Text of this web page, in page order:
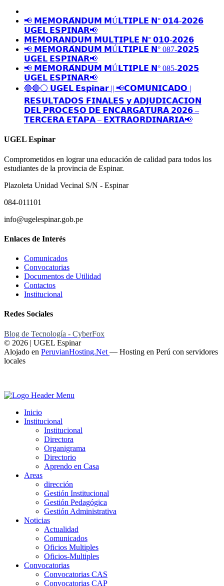
📢 𝗠𝗘𝗠𝗢𝗥𝗔́𝗡𝗗𝗨𝗠 𝗠Ú𝗟𝗧𝗜𝗣𝗟𝗘 𝗡° 𝟬𝟭𝟰-𝟮𝟬𝟮𝟲
𝗨𝗚𝗘𝗟 𝗘𝗦𝗣𝗜𝗡𝗔𝗥📢
𝗠𝗘𝗠𝗢𝗥𝗔𝗡𝗗𝗨𝗠 𝗠𝗨𝗟𝗧𝗜𝗣𝗟𝗘 𝗡° 𝟬𝟭𝟬-𝟮𝟬𝟮𝟲
📢 𝗠𝗘𝗠𝗢𝗥𝗔́𝗡𝗗𝗨𝗠 𝗠Ú𝗟𝗧𝗜𝗣𝗟𝗘 𝗡° 087-𝟮𝟬𝟮𝟱
𝗨𝗚𝗘𝗟 𝗘𝗦𝗣𝗜𝗡𝗔𝗥📢
📢 𝗠𝗘𝗠𝗢𝗥𝗔́𝗡𝗗𝗨𝗠 𝗠Ú𝗟𝗧𝗜𝗣𝗟𝗘 𝗡° 085-𝟮𝟬𝟮𝟱
𝗨𝗚𝗘𝗟 𝗘𝗦𝗣𝗜𝗡𝗔𝗥📢
🔵🔴⚪️ 𝗨𝗚𝗘𝗟 𝗘𝘀𝗽𝗶𝗻𝗮𝗿 || 📢𝗖𝗢𝗠𝗨𝗡𝗜𝗖𝗔𝗗𝗢 |
𝗥𝗘𝗦𝗨𝗟𝗧𝗔𝗗𝗢𝗦 𝗙𝗜𝗡𝗔𝗟𝗘𝗦 𝘆 𝗔𝗗𝗝𝗨𝗗𝗜𝗖𝗔𝗖𝗜𝗢𝗡
𝗗𝗘𝗟 𝗣𝗥𝗢𝗖𝗘𝗦𝗢 𝗗𝗘 𝗘𝗡𝗖𝗔𝗥𝗚𝗔𝗧𝗨𝗥𝗔 𝟮𝟬𝟮𝟲 –
𝗧𝗘𝗥𝗖𝗘𝗥𝗔 𝗘𝗧𝗔𝗣𝗔 – 𝗘𝗫𝗧𝗥𝗔𝗢𝗥𝗗𝗜𝗡𝗔𝗥𝗜𝗔📢
UGEL Espinar
Comprometidos en lograr una educación de calidad para todos los
estudiantes de la provincia de Espinar.
Plazoleta Unidad Vecinal S/N - Espinar
084-011101
info@ugelespinar.gob.pe
Enlaces de Interés
Comunicados
Convocatorias
Documentos de Utilidad
Contactos
Institucional
Redes Sociales
Blog de Tecnología - CyberFox
© 2026 | UGEL Espinar
Alojado en PeruvianHosting.Net — Hosting en Perú con servidores
locales
Inicio
Institucional
Institucional
Directora
Organigrama
Directorio
Aprendo en Casa
Areas
dirección
Gestión Institucional
Gestión Pedagógica
Gestión Administrativa
Noticias
Actualidad
Comunicados
Oficios Multiples
Oficios-Multiples
Convocatorias
Convocatorias CAS
Convocatorias CAP